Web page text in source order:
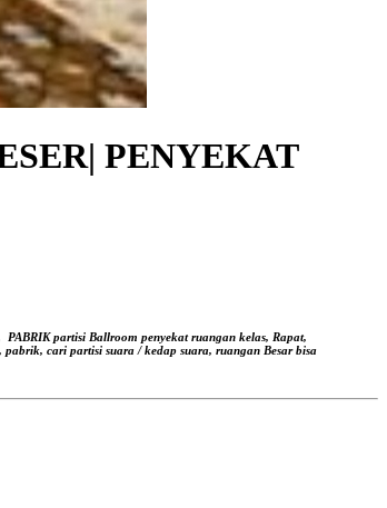
PENYEKAT
PABRIK partisi Ballroom penyekat ruangan kelas, Rapat,
cari partisi suara / kedap suara, ruangan Besar bisa